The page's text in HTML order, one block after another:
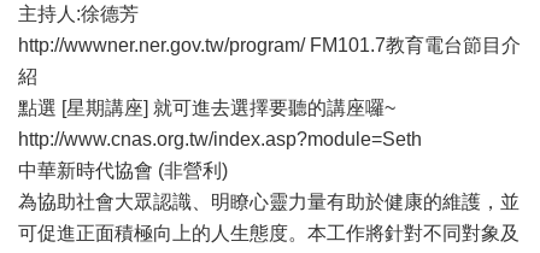
主持人:徐德芳
http://wwwner.ner.gov.tw/program/ FM101.7教育電台節目介
紹
點選 [星期講座] 就可進去選擇要聽的講座囉~
http://www.cnas.org.tw/index.asp?module=Seth
中華新時代協會 (非營利)
為協助社會大眾認識、明瞭心靈力量有助於健康的維護，並
可促進正面積極向上的人生態度。本工作將針對不同對象及